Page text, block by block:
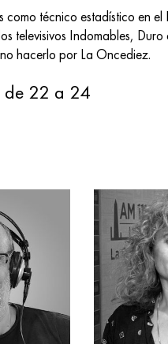
como técnico estadístico en
televisivos Indomables,
hacerlo por La Oncediez.
de 22 a 24